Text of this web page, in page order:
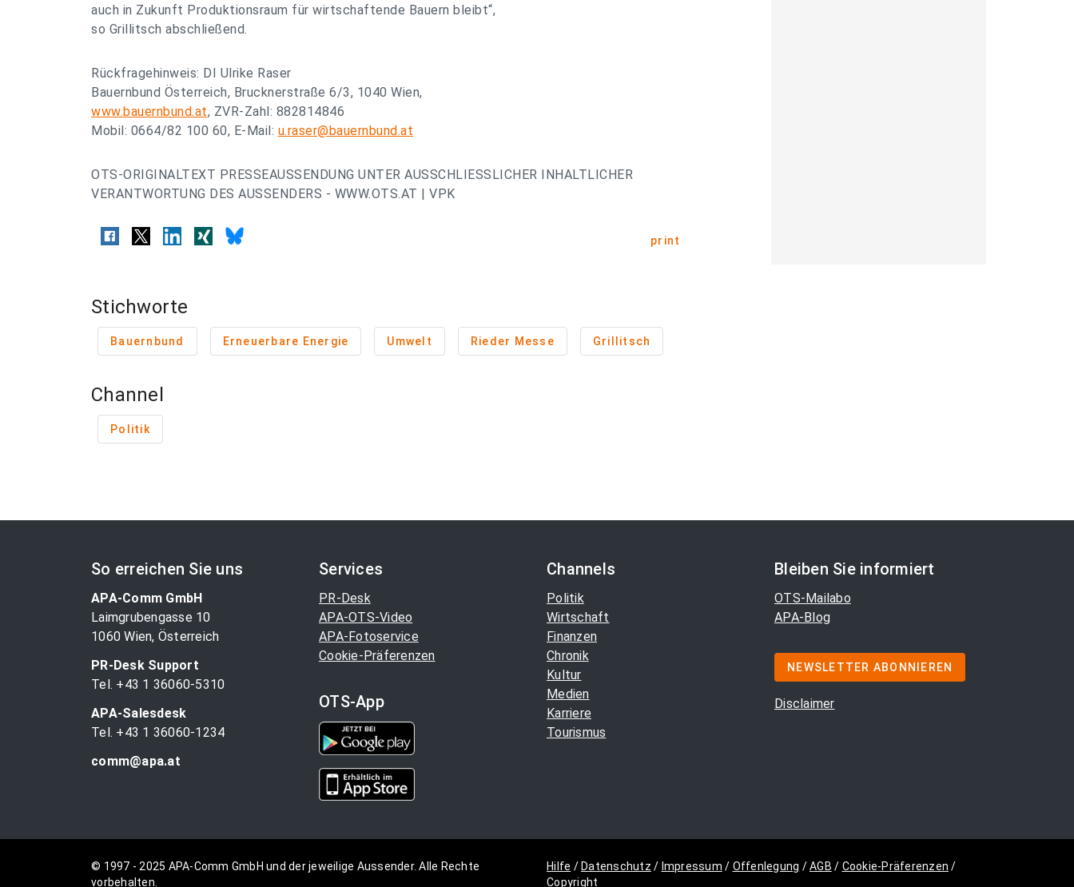
auch in Zukunft Produktionsraum für wirtschaftende Bauern bleibt“,
so Grillitsch abschließend.
Rückfragehinweis: DI Ulrike Raser
Bauernbund Österreich, Brucknerstraße 6/3, 1040 Wien,
www.bauernbund.at, ZVR-Zahl: 882814846
Mobil: 0664/82 100 60, E-Mail: u.raser@bauernbund.at
OTS-ORIGINALTEXT PRESSEAUSSENDUNG UNTER AUSSCHLIESSLICHER INHALTLICHER
VERANTWORTUNG DES AUSSENDERS - WWW.OTS.AT | VPK
print
Stichworte
Bauernbund Erneuerbare Energie Umwelt Rieder Messe Grillitsch
Channel
Politik
So erreichen Sie uns
APA-Comm GmbH
Laimgrubengasse 10
1060 Wien, Österreich
PR-Desk Support
Tel. +43 1 36060-5310
APA-Salesdesk
Tel. +43 1 36060-1234
comm@apa.at
Services
PR-Desk
APA-OTS-Video
APA-Fotoservice
Cookie-Präferenzen
OTS-App
Channels
Politik
Wirtschaft
Finanzen
Chronik
Kultur
Medien
Karriere
Tourismus
Bleiben Sie informiert
OTS-Mailabo
APA-Blog
NEWSLETTER ABONNIEREN
Disclaimer
© 1997 - 2025 APA-Comm GmbH und der jeweilige Aussender. Alle Rechte
vorbehalten.
Hilfe / Datenschutz / Impressum / Offenlegung /AGB / Cookie-Präferenzen /
Copyright